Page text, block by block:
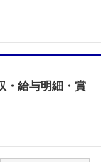
・給与明細・賞